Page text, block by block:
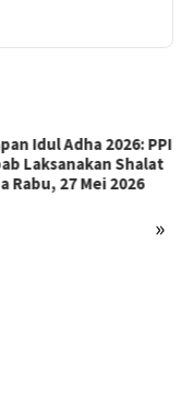
»
Idul Adha 2026: PPI
Laksanakan Shalat
Rabu, 27 Mei 2026